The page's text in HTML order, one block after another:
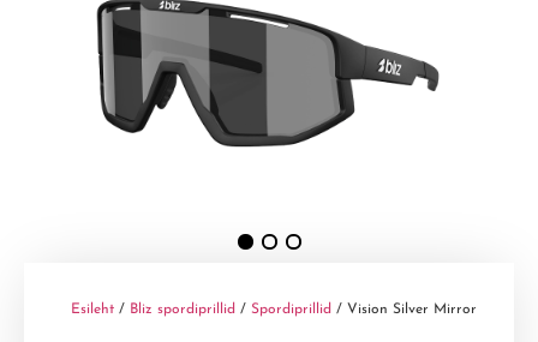
Esileht / Bliz spordiprillid / Spordiprillid / Vision Silver Mirror